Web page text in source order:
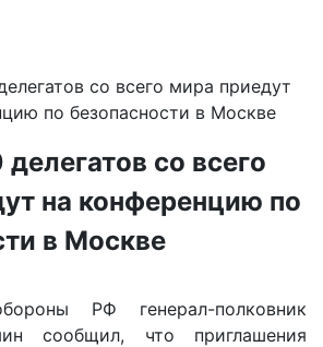
со всего мира приедут
по безопасности в Москве
со всего
на конференцию по
в Москве
РФ генерал-полковник
сообщил, что приглашения